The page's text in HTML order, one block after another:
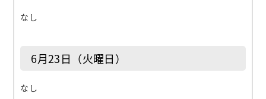
なし
6月23日（火曜日）
なし